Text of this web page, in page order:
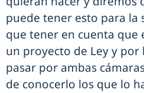
puede tener esto para la
que tener en cuenta que
un proyecto de Ley y
pasar por ambas
de conocerlo los que lo